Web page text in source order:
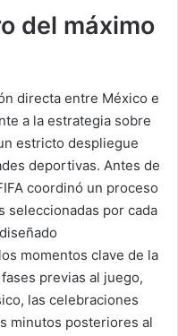
del máximo
directa entre México e
a la estrategia sobre
estricto despliegue
deportivas. Antes de
coordinó un proceso
seleccionadas por cada
momentos clave de la
previas al juego,
las celebraciones
minutos posteriores al